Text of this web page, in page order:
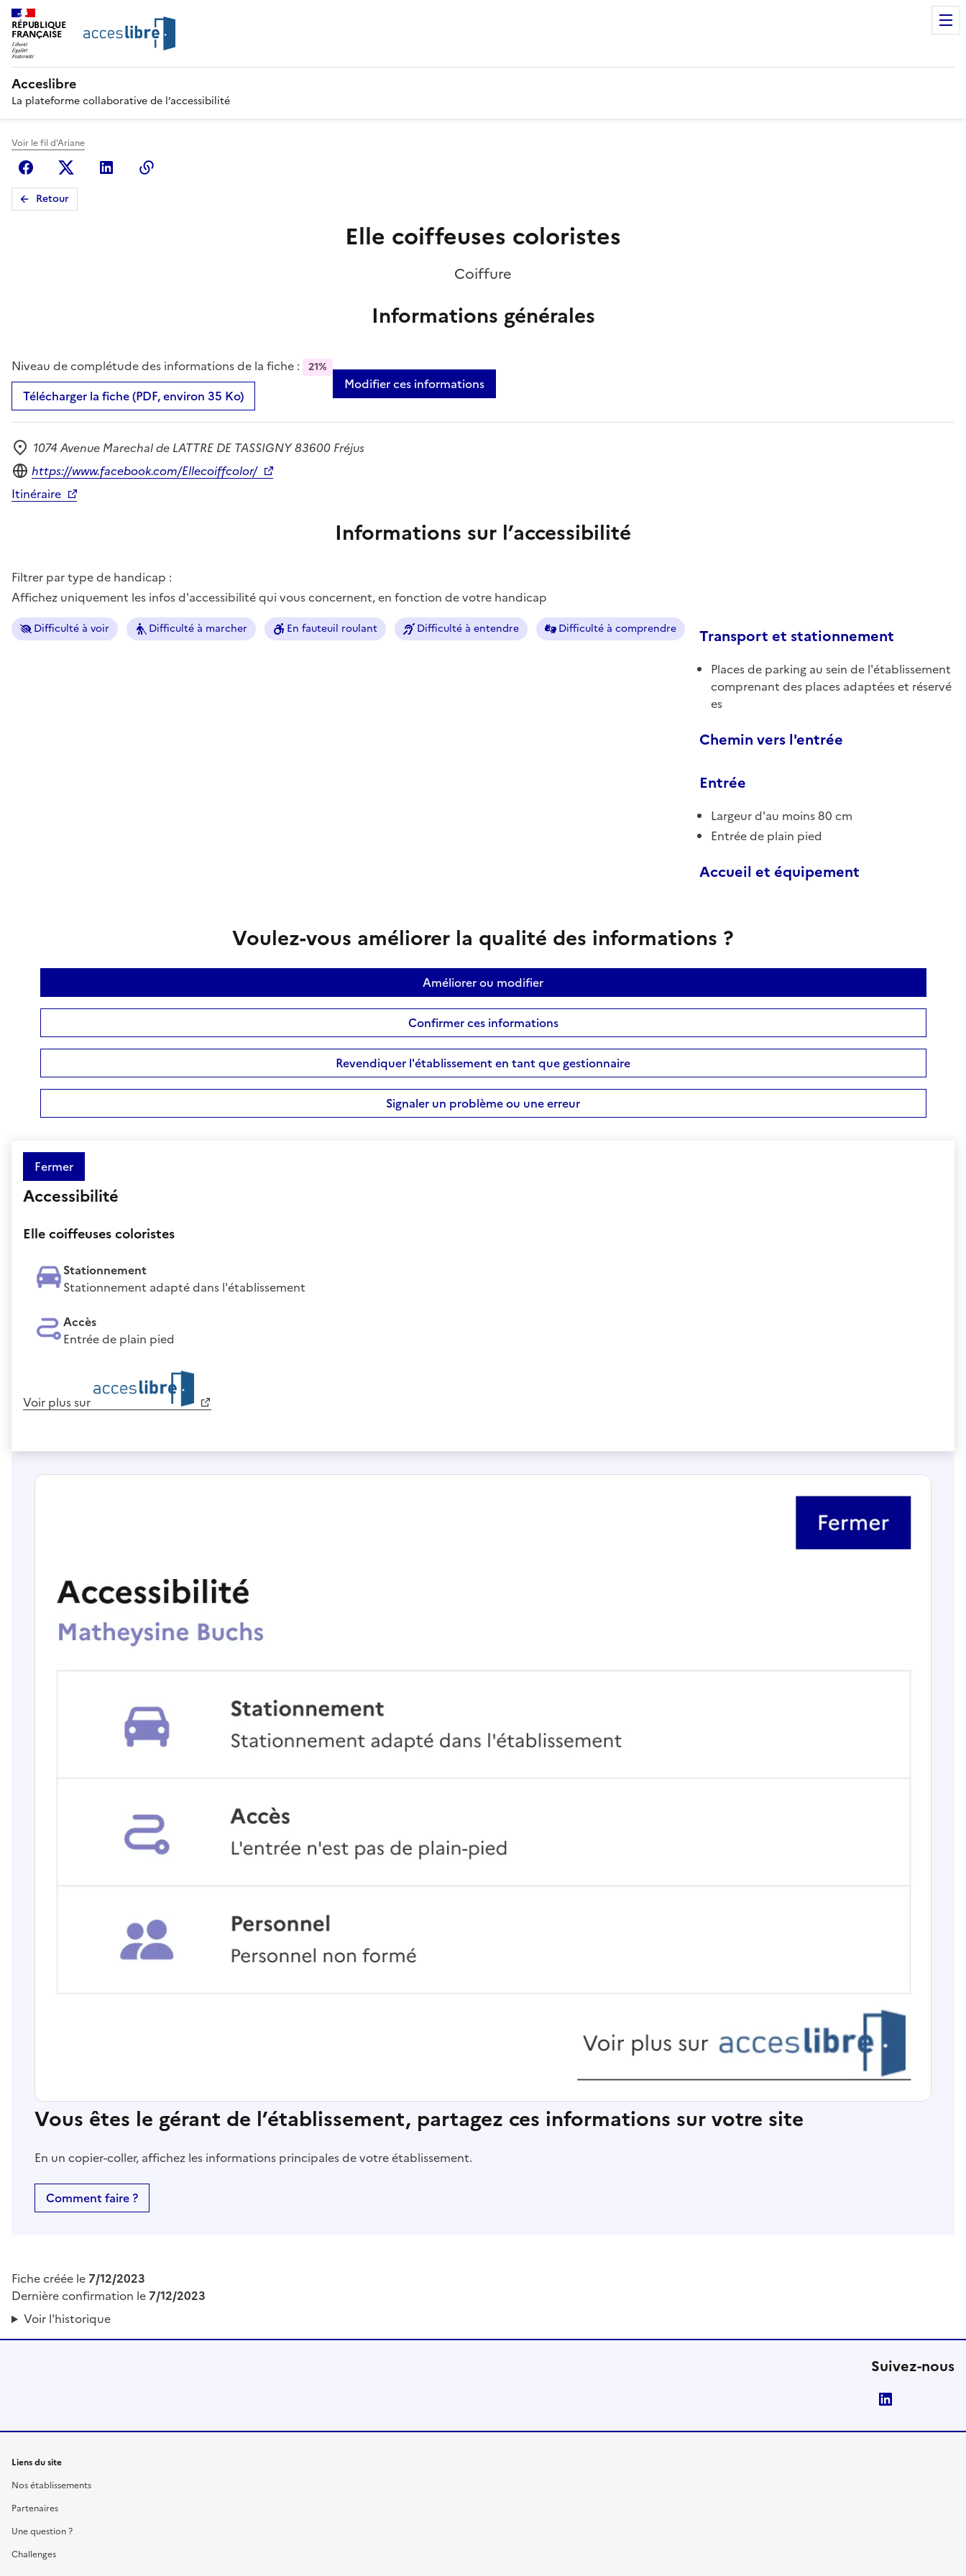
RÉPUBLIQUE
FRANÇAISE
Acceslibre
La plateforme collaborative de l’accessibilité
Voir le fil d'Ariane
FacebookX (anciennement Twitter)
Linkedin
Retour
Elle coiffeuses coloristes
Coiffure
Informations générales
Niveau de complétude des informations de la fiche : 21%
Télécharger la fiche (PDF, environ 35 Ko)
Modifier ces informations
Adresse
1074 Avenue Marechal de LATTRE DE TASSIGNY 83600 Fréjus
Site internet
https://www.facebook.com/Ellecoiffcolor/
Itinéraire
Informations sur l’accessibilité
Filtrer par type de handicap :
Affichez uniquement les infos d'accessibilité qui vous concernent, en fonction de votre handicap
Difficulté à voir Difficulté à marcher En fauteuil roulant Difficulté à entendre Difficulté à comprendre Transport et stationnement
Places de parking au sein de l'établissement
comprenant des places adaptées et réservé
es
Chemin vers l'entrée
Entrée
Largeur d'au moins 80 cm
Entrée de plain pied
Accueil et équipement
Voulez-vous améliorer la qualité des informations ?
Améliorer ou modifier
Confirmer ces informations
Revendiquer l'établissement en tant que gestionnaire
Signaler un problème ou une erreur
Fermer
Accessibilité
Elle coiffeuses coloristes
Stationnement
Stationnement adapté dans l'établissement
Accès
Entrée de plain pied
Voir plus sur
Vous êtes le gérant de l’établissement, partagez ces informations sur votre site
En un copier-coller, affichez les informations principales de votre établissement.
Comment faire ?
Fiche créée le 7/12/2023
Dernière confirmation le 7/12/2023
Voir l'historique
Suivez-nous
Liens du site
Nos établissements
Partenaires
Une question ?
Challenges